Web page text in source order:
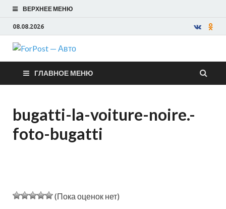
ВЕРХНЕЕ МЕНЮ
08.08.2026
ForPost —
Авто
ГЛАВНОЕ МЕНЮ
bugatti-la-voiture-noire.-
foto-bugatti
(Пока оценок нет)